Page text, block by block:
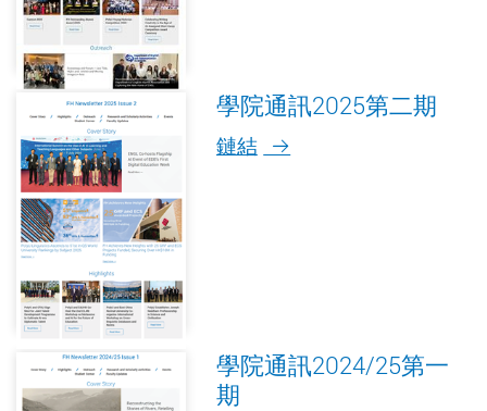
學院通訊2025第二期
鏈結
學院通訊2024/25第一
期